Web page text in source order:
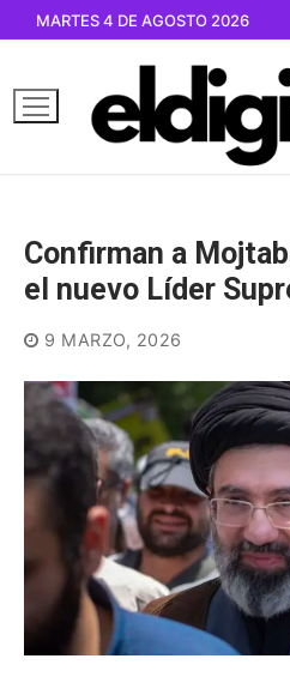
contenido
MARTES 4 DE AGOSTO 2026
Confirman a
el nuevo Líder
9 MARZO, 2026